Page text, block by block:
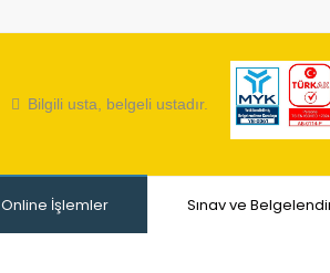
Bilgili usta, belgeli ustadır.
Online İşlemler Sınav ve